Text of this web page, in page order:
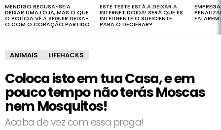
MENDIGO RECUSA-SE A
DEIXAR UMA LOJA, MAS O QUE
O POLÍCIA VÊ A SEGUIR DEIXA-
O COM O CORAÇÃO PARTIDO
ESTE TESTE ESTÁ A DEIXAR A
INTERNET DOIDA! SERÁ QUE ÉS
INTELIGENTE O SUFICIENTE
PARA O DECIFRAR?
FALAREM
ANIMAIS LIFEHACKS
Coloca isto em tua Casa, e em
pouco tempo não terás Moscas
nem Mosquitos!
Acaba de vez com essa praga!